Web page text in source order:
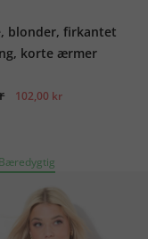
blonder, firkantet
korte ærmer
102,00 kr
Bæredygtig